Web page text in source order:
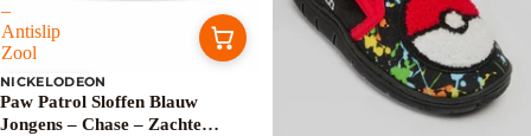
–
Antislip
Zool
Uitverkoop
NICKELODEON
Paw Patrol Sloffen Blauw
Jongens – Chase – Zachte